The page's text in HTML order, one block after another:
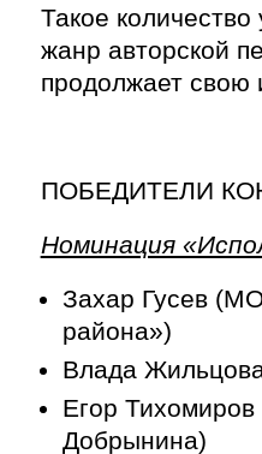
Такое количество
жанр авторской
продолжает свою
ПОБЕДИТЕЛИ
Номинация
Захар Гусев
района»)
Влада
Егор
Добрынина)